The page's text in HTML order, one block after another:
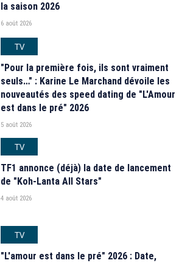
la saison 2026
6 août 2026
TV
"Pour la première fois, ils sont vraiment
seuls…" : Karine Le Marchand dévoile les
nouveautés des speed dating de "L'Amour
est dans le pré" 2026
5 août 2026
TV
TF1 annonce (déjà) la date de lancement
de "Koh-Lanta All Stars"
4 août 2026
TV
"L'amour est dans le pré" 2026 : Date,